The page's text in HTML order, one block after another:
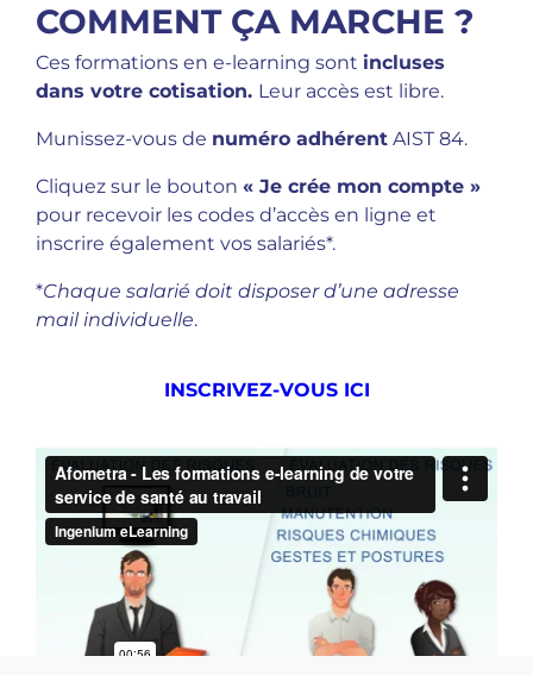
COMMENT ÇA MARCHE ?
Ces formations en e-learning sont incluses
dans votre cotisation. Leur accès est libre.
Munissez-vous de numéro adhérent AIST 84.
Cliquez sur le bouton « Je crée mon compte »
pour recevoir les codes d’accès en ligne et
inscrire également vos salariés*.
*Chaque salarié doit disposer d’une adresse
mail individuelle.
INSCRIVEZ-VOUS ICI